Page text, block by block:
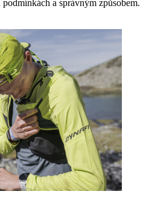
a správným způsobem.